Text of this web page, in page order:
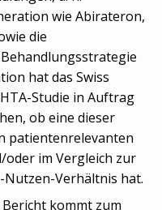
wie Abirateron,
die
hat das Swiss
Studie in Auftrag
ob eine dieser
patientenrelevanten
im Vergleich zur
Nutzen-Verhältnis hat.
kommt zum